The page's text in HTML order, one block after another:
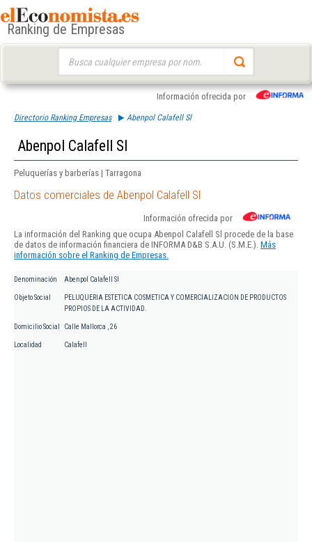
Ranking de Empresas
Información ofrecida por
Directorio Ranking Empresas Abenpol Calafell Sl
Abenpol Calafell Sl
Peluquerías y barberías | Tarragona
Datos comerciales de Abenpol Calafell Sl
Información ofrecida por
La información del Ranking que ocupa Abenpol Calafell Sl procede de la base
de datos de información financiera de INFORMA D&B S.A.U. (S.M.E.). Más
información sobre el Ranking de Empresas.
Denominación Abenpol Calafell Sl
Objeto Social
PELUQUERIA ESTETICA COSMETICA Y COMERCIALIZACION DE PRODUCTOS
PROPIOS DE LA ACTIVIDAD.
Domicilio Social Calle Mallorca , 26
Localidad Calafell